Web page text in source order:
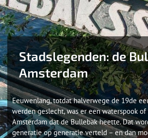
Stadslegenden: de
Amsterdam
Eeuwenlang, totdat halverwege de 19de
werden geslecht, was er een waterspook
Amsterdam dat de Bullebak heette. Dat
generatie op generatie verteld – en dan